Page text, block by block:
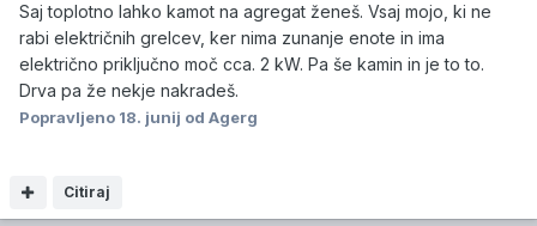
Saj toplotno lahko kamot na agregat ženeš. Vsaj mojo, ki ne
rabi električnih grelcev, ker nima zunanje enote in ima
električno priključno moč cca. 2 kW. Pa še kamin in je to to.
Drva pa že nekje nakradeš.
Popravljeno 18. junij od Agerg
Citiraj